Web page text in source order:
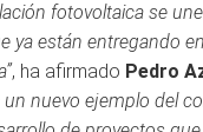
fotovoltaica se
ya están entregando
, ha afirmado Pedro
un nuevo ejemplo del